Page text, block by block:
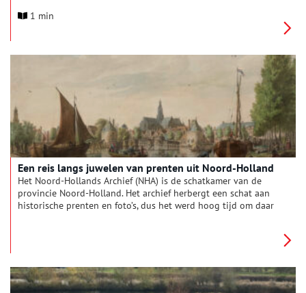
dijkmagazijn ook via een kunstwerk te vertellen, liefst met een
1 min
Een reis langs juwelen van prenten uit Noord-Holland
Het Noord-Hollands Archief (NHA) is de schatkamer van de
provincie Noord-Holland. Het archief herbergt een schat aan
historische prenten en foto’s, dus het werd hoog tijd om daar